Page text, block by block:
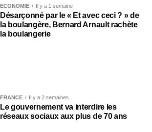
ECONOMIE Il y a 1 semaine
Désarçonné par le « Et avec ceci ? » de
la boulangère, Bernard Arnault rachète
la boulangerie
FRANCE Il y a 2 semaines
Le gouvernement va interdire les
réseaux sociaux aux plus de 70 ans